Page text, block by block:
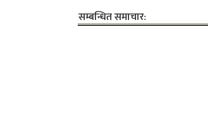
सम्बन्धित समाचार: